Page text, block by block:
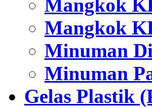
Mangkok
Mangkok
Minuman
Minuman
Gelas Plastik